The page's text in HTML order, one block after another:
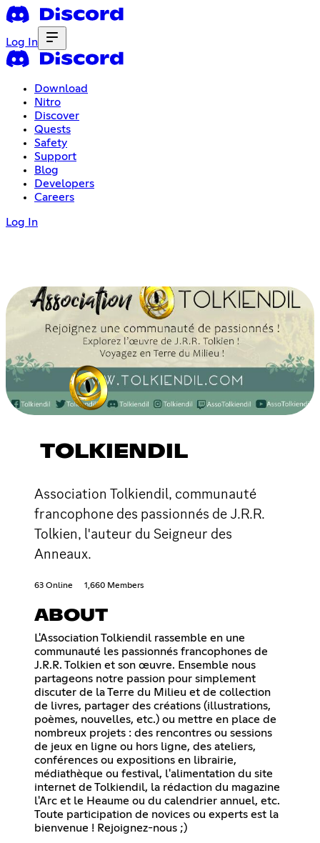
Log In
Download
Nitro
Discover
Quests
Safety
Support
Blog
Developers
Careers
Log In
TOLKIENDIL
Association Tolkiendil, communauté
francophone des passionnés de J.R.R.
Tolkien, l'auteur du Seigneur des
Anneaux.
63 Online 1,660 Members
ABOUT
L'Association Tolkiendil rassemble en une
communauté les passionnés francophones de
J.R.R. Tolkien et son œuvre. Ensemble nous
partageons notre passion pour simplement
discuter de la Terre du Milieu et de collection
de livres, partager des créations (illustrations,
poèmes, nouvelles, etc.) ou mettre en place de
nombreux projets : des rencontres ou sessions
de jeux en ligne ou hors ligne, des ateliers,
conférences ou expositions en librairie,
médiathèque ou festival, l'alimentation du site
internet de Tolkiendil, la rédaction du magazine
l'Arc et le Heaume ou du calendrier annuel, etc.
Toute participation de novices ou experts est la
bienvenue ! Rejoignez-nous ;)